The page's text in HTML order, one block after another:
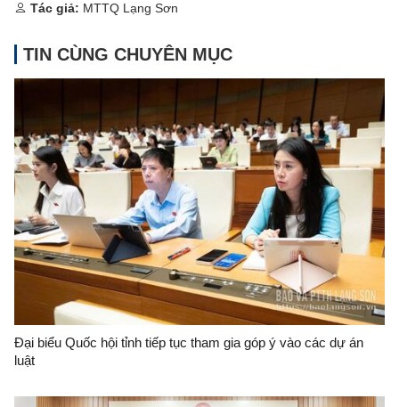
Tác giả: MTTQ Lạng Sơn
TIN CÙNG CHUYÊN MỤC
Đại biểu Quốc hội tỉnh tiếp tục tham gia góp ý vào các dự án
luật